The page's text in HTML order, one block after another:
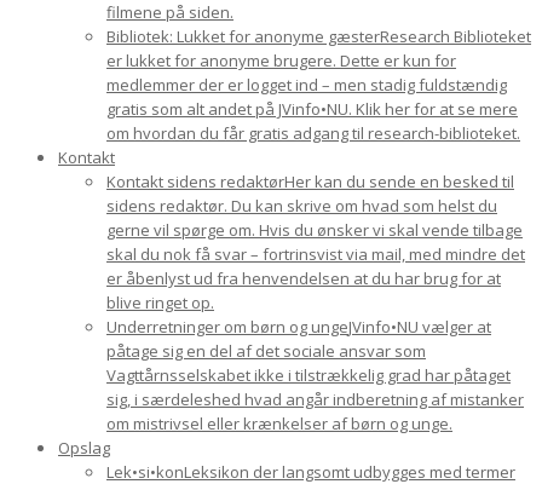
filmene på siden.
Bibliotek: Lukket for anonyme gæsterResearch Biblioteket
er lukket for anonyme brugere. Dette er kun for
medlemmer der er logget ind – men stadig fuldstændig
gratis som alt andet på JVinfo•NU. Klik her for at se mere
om hvordan du får gratis adgang til research-biblioteket.
Kontakt
Kontakt sidens redaktørHer kan du sende en besked til
sidens redaktør. Du kan skrive om hvad som helst du
gerne vil spørge om. Hvis du ønsker vi skal vende tilbage
skal du nok få svar – fortrinsvist via mail, med mindre det
er åbenlyst ud fra henvendelsen at du har brug for at
blive ringet op.
Underretninger om børn og ungeJVinfo•NU vælger at
påtage sig en del af det sociale ansvar som
Vagttårnsselskabet ikke i tilstrækkelig grad har påtaget
sig, i særdeleshed hvad angår indberetning af mistanker
om mistrivsel eller krænkelser af børn og unge.
Opslag
Lek•si•konLeksikon der langsomt udbygges med termer